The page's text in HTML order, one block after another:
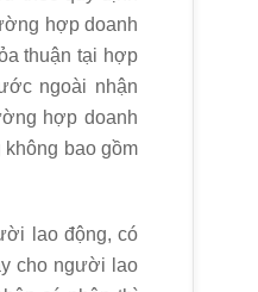
hợp doanh
thuận tại hợp
ngoài nhận
hợp doanh
bao gồm
lao động, có
cho người lao